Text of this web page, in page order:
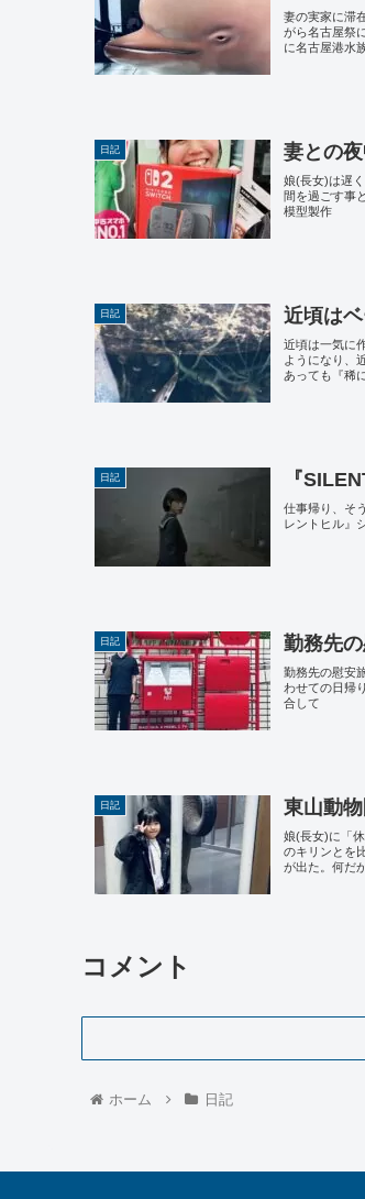
妻の実家に滞
がら名古屋祭
に名古屋港水
日記 妻との
娘(長女)は遅
間を過ごす事
模型製作
日記 近頃は
近頃は一気に
ようになり、
あっても『稀
日記 『
仕事帰り、そ
レントヒル』
日記 勤務先
勤務先の慰安
わせての日帰
合して
日記 東山動
娘(長女)に「
のキリンとを
が出た。何だ
コメント
ホーム 日記